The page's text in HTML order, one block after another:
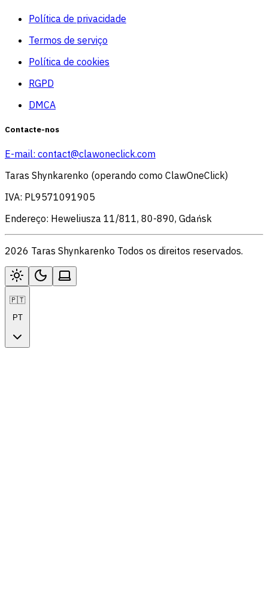
Política de privacidade
Termos de serviço
Política de cookies
RGPD
DMCA
Contacte-nos
E-mail: contact@clawoneclick.com
Taras Shynkarenko (operando como ClawOneClick)
IVA: PL9571091905
Endereço: Heweliusza 11/811, 80-890, Gdańsk
2026 Taras Shynkarenko Todos os direitos reservados.
🇵🇹
PT